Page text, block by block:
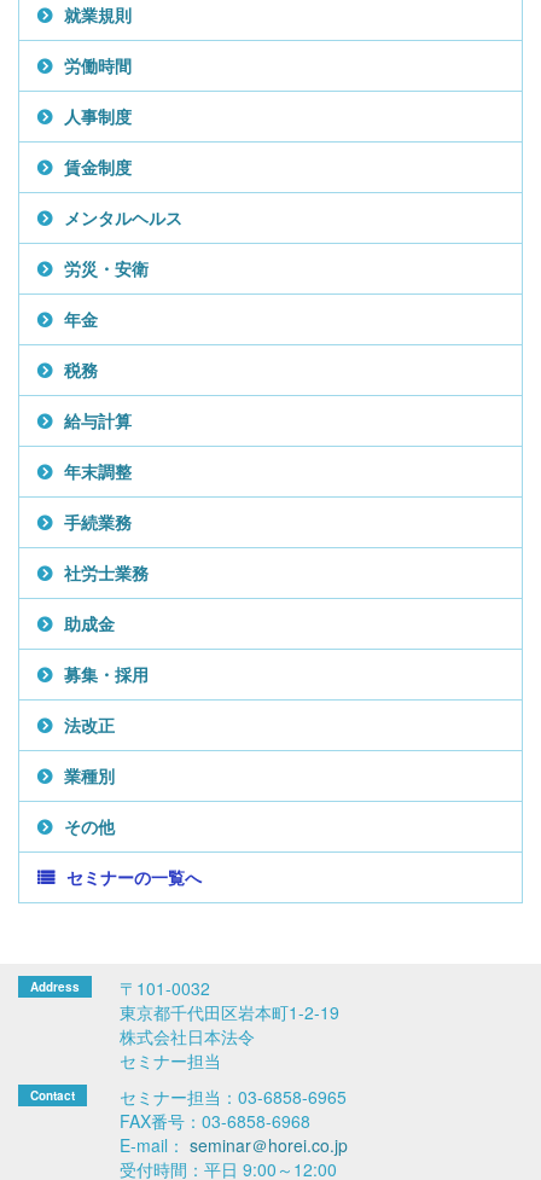
就業規則
労働時間
人事制度
賃金制度
メンタルヘルス
労災・安衛
年金
税務
給与計算
年末調整
手続業務
社労士業務
助成金
募集・採用
法改正
業種別
その他
セミナーの一覧へ
〒101-0032
東京都千代田区岩本町1-2-19
株式会社日本法令
セミナー担当
セミナー担当：03-6858-6965
FAX番号：03-6858-6968
E-mail： seminar＠horei.co.jp
受付時間：平日 9:00～12:00